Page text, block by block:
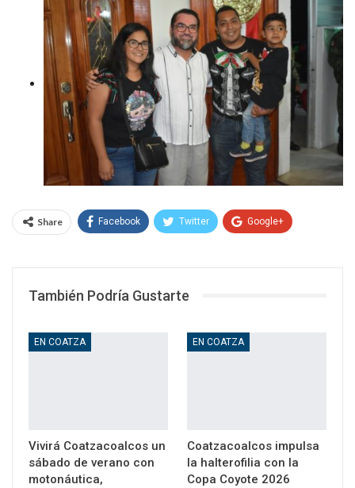
Share Facebook Twitter Google+
También Podría Gustarte
EN COATZA
Vivirá Coatzacoalcos un
sábado de verano con
motonáutica,
EN COATZA
Coatzacoalcos impulsa
la halterofilia con la
Copa Coyote 2026